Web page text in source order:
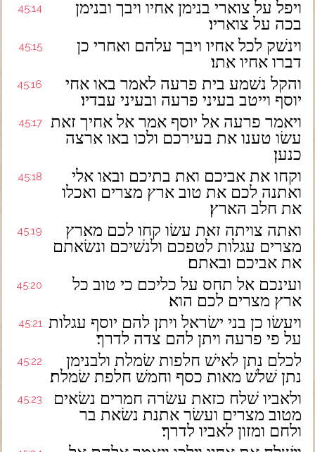
45:14
ויפל על צוארי בנימן אחיו ויבך ובנימן
בכה על צואריו׃
45:15
וינשׁק לכל אחיו ויבך עלהם ואחרי כן
דברו אחיו אתו׃
45:16
והקל נשׁמע בית פרעה לאמר באו אחי
יוסף וייטב בעיני פרעה ובעיני עבדיו׃
45:17
ויאמר פרעה אל יוסף אמר אל אחיך זאת
עשׂו טענו את בעירכם ולכו באו ארצה
כנען׃
45:18
וקחו את אביכם ואת בתיכם ובאו אלי
ואתנה לכם את טוב ארץ מצרים ואכלו
את חלב הארץ׃
45:19
ואתה צויתה זאת עשׂו קחו לכם מארץ
מצרים עגלות לטפכם ולנשׁיכם ונשׂאתם
את אביכם ובאתם׃
45:20
ועינכם אל תחס על כליכם כי טוב כל
ארץ מצרים לכם הוא׃
45:21 ויעשׂו כן בני ישׂראל ויתן להם יוסף עגלות
על פי פרעה ויתן להם צדה לדרך׃
45:22
לכלם נתן לאישׁ חלפות שׂמלת ולבנימן
נתן שׁלשׁ מאות כסף וחמשׁ חלפת שׂמלת׃
45:23
ולאביו שׁלח כזאת עשׂרה חמרים נשׂאים
מטוב מצרים ועשׂר אתנת נשׂאת בר
ולחם ומזון לאביו לדרך׃